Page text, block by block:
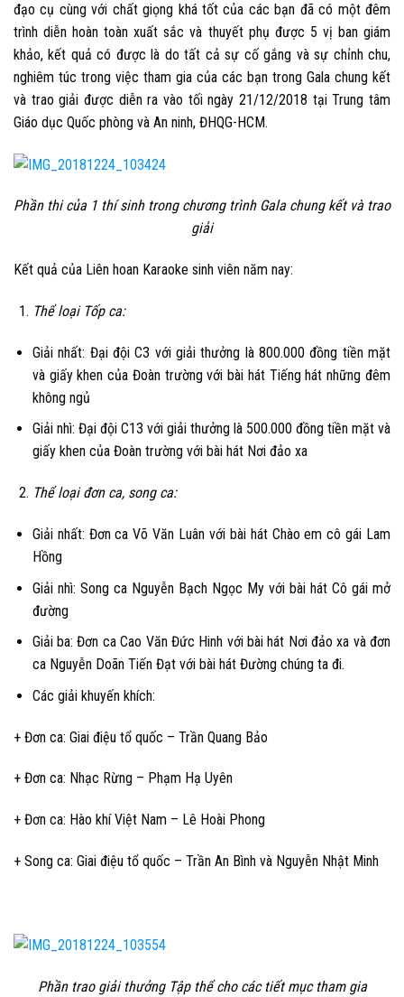
đạo cụ cùng với chất giọng khá tốt của các bạn đã có một đêm
trình diễn hoàn toàn xuất sắc và thuyết phụ được 5 vị ban giám
khảo, kết quả có được là do tất cả sự cố gắng và sự chỉnh chu,
nghiêm túc trong việc tham gia của các bạn trong Gala chung kết
và trao giải được diễn ra vào tối ngày 21/12/2018 tại Trung tâm
Giáo dục Quốc phòng và An ninh, ĐHQG-HCM.
Phần thi của 1 thí sinh trong chương trình Gala chung kết và trao
giải
Kết quả của Liên hoan Karaoke sinh viên năm nay:
Thể loại Tốp ca:
Giải nhất: Đại đội C3 với giải thưởng là 800.000 đồng tiền mặt
và giấy khen của Đoàn trường với bài hát Tiếng hát những đêm
không ngủ
Giải nhì: Đại đội C13 với giải thưởng là 500.000 đồng tiền mặt và
giấy khen của Đoàn trường với bài hát Nơi đảo xa
Thể loại đơn ca, song ca:
Giải nhất: Đơn caVõ Văn Luân với bài hát Chào em cô gái Lam
Hồng
Giải nhì: Song ca Nguyễn Bạch Ngọc Myvới bài hát Cô gái mở
đường
Giải ba: Đơn caCao Văn Đức Hinh với bài hát Nơi đảo xa và đơn
ca Nguyễn Doãn Tiến Đạtvới bài hát Đường chúng ta đi.
Các giải khuyến khích:
+ Đơn ca: Giai điệu tổ quốc – Trần Quang Bảo
+ Đơn ca: Nhạc Rừng – Phạm Hạ Uyên
+ Đơn ca: Hào khí Việt Nam – Lê Hoài Phong
+ Song ca: Giai điệu tổ quốc – Trần An Bình và Nguyễn Nhật Minh
Phần trao giải thưởng Tập thể cho các tiết mục tham gia